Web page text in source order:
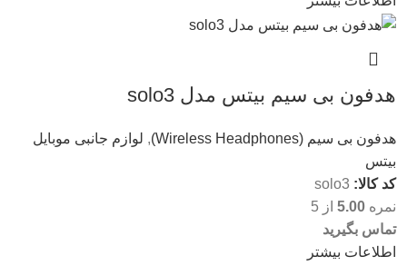
هدفون بی سیم بیتس مدل solo3
هدفون بی سیم (Wireless Headphones) , لوازم جانبی موبایل
بیتس
کد کالا: solo3
نمره 5.00 از 5
تماس بگیرید
اطلاعات بیشتر